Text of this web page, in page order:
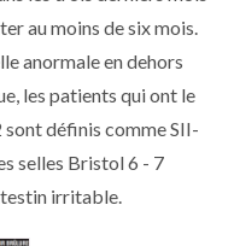
au moins de six mois.
anormale en dehors
les patients qui ont le
définis comme SII-
selles Bristol 6 - 7
irritable.